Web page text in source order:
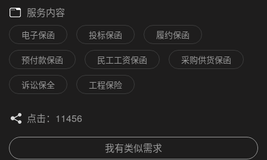
服务内容
电子保函 投标保函 履约保函
预付款保函 民工工资保函 采购供货保函
诉讼保全 工程保险
点击：11456
我有类似需求